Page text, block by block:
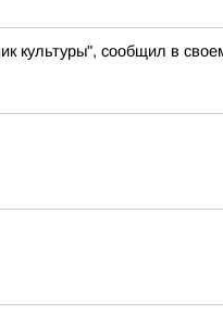
культуры", сообщил в